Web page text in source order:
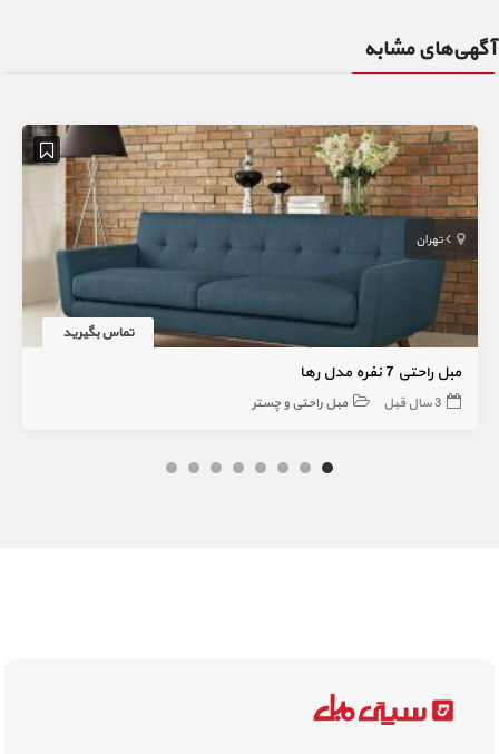
آگهی‌های مشابه
تهران
تماس بگیرید
مبل راحتی 7 نفره مدل رها
3 سال قبل مبل راحتی و چستر